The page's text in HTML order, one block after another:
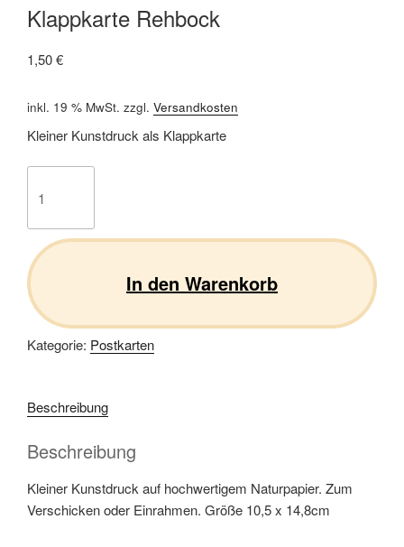
Klappkarte Rehbock
1,50€
inkl. 19 % MwSt. zzgl. Versandkosten
Kleiner Kunstdruck als Klappkarte
Rehbock
In den Warenkorb
Kategorie: Postkarten
Beschreibung
Beschreibung
Kleiner Kunstdruck auf hochwertigem Naturpapier. Zum
Verschicken oder Einrahmen. Größe 10,5 x 14,8cm